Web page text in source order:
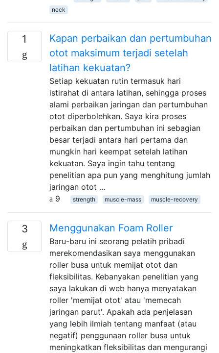
neck
1
Kapan perbaikan dan pertumbuhan
otot maksimum terjadi setelah
latihan kekuatan?
Setiap kekuatan rutin termasuk hari
istirahat di antara latihan, sehingga proses
alami perbaikan jaringan dan pertumbuhan
otot diperbolehkan. Saya kira proses
perbaikan dan pertumbuhan ini sebagian
besar terjadi antara hari pertama dan
mungkin hari keempat setelah latihan
kekuatan. Saya ingin tahu tentang
penelitian apa pun yang menghitung jumlah
jaringan otot …
9
strength muscle-mass muscle-recovery
3 Menggunakan Foam Roller
Baru-baru ini seorang pelatih pribadi
merekomendasikan saya menggunakan
roller busa untuk memijat otot dan
fleksibilitas. Kebanyakan penelitian yang
saya lakukan di web hanya menyatakan
roller 'memijat otot' atau 'memecah
jaringan parut'. Apakah ada penjelasan
yang lebih ilmiah tentang manfaat (atau
negatif) penggunaan roller busa untuk
meningkatkan fleksibilitas dan mengurangi